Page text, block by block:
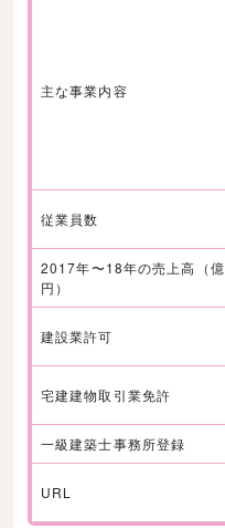
主な事業内容
従業員数
2017年〜18年の売上高（億
円）
建設業許可
宅建建物取引業免許
一級建築士事務所登録
URL